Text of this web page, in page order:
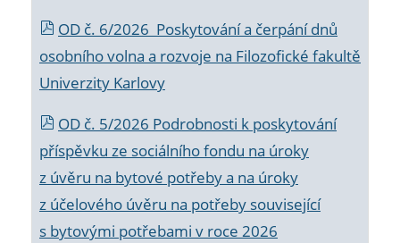
OD č. 6/2026 Poskytování a čerpání dnů
osobního volna a rozvoje na Filozofické fakultě
Univerzity Karlovy
OD č. 5/2026 Podrobnosti k poskytování
příspěvku ze sociálního fondu na úroky
z úvěru na bytové potřeby a na úroky
z účelového úvěru na potřeby související
s bytovými potřebami v roce 2026